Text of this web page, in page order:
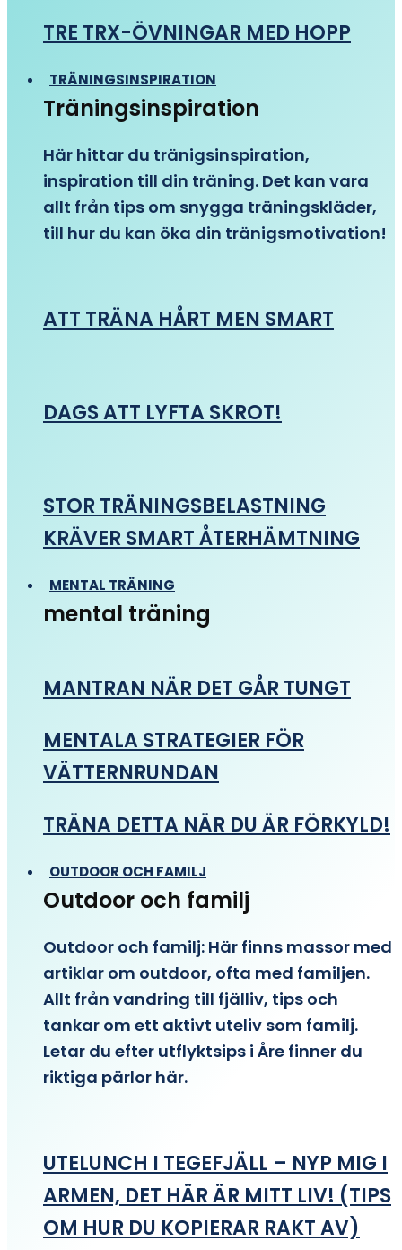
TRE TRX-ÖVNINGAR MED HOPP
TRÄNINGSINSPIRATION
Träningsinspiration
Här hittar du tränigsinspiration,
inspiration till din träning. Det kan vara
allt från tips om snygga träningskläder,
till hur du kan öka din tränigsmotivation!
ATT TRÄNA HÅRT MEN SMART
DAGS ATT LYFTA SKROT!
STOR TRÄNINGSBELASTNING
KRÄVER SMART ÅTERHÄMTNING
MENTAL TRÄNING
mental träning
MANTRAN NÄR DET GÅR TUNGT
MENTALA STRATEGIER FÖR
VÄTTERNRUNDAN
TRÄNA DETTA NÄR DU ÄR FÖRKYLD!
OUTDOOR OCH FAMILJ
Outdoor och familj
Outdoor och familj: Här finns massor med
artiklar om outdoor, ofta med familjen.
Allt från vandring till fjälliv, tips och
tankar om ett aktivt uteliv som familj.
Letar du efter utflyktsips i Åre finner du
riktiga pärlor här.
UTELUNCH I TEGEFJÄLL – NYP MIG I
ARMEN, DET HÄR ÄR MITT LIV! (TIPS
OM HUR DU KOPIERAR RAKT AV)